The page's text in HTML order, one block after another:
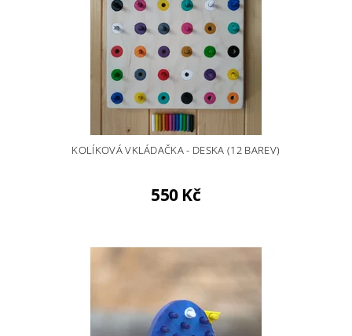
KOLÍKOVÁ VKLÁDAČKA - DESKA (12 BAREV)
550 Kč